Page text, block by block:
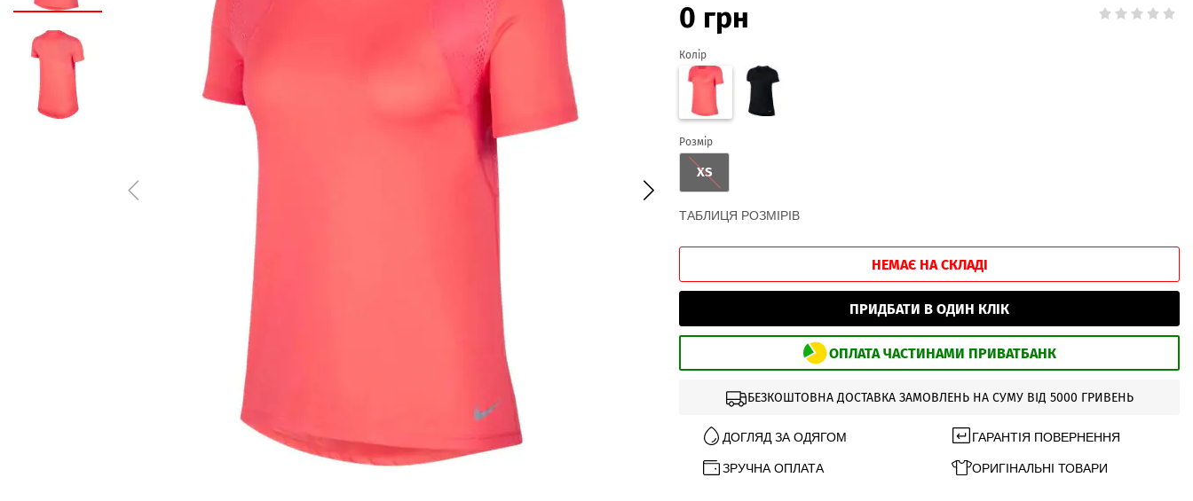
0 грн
Колір
Розмір
XS
ТАБЛИЦЯ РОЗМІРІВ
НЕМАЄ НА СКЛАДІ
ПРИДБАТИ В ОДИН КЛІК
ОПЛАТА ЧАСТИНАМИ ПРИВАТБАНК
БЕЗКОШТОВНА ДОСТАВКА ЗАМОВЛЕНЬ НА СУМУ ВІД 5000 ГРИВЕНЬ
ДОГЛЯД ЗА ОДЯГОМ ГАРАНТІЯ ПОВЕРНЕННЯ
ЗРУЧНА ОПЛАТА ОРИГІНАЛЬНІ ТОВАРИ